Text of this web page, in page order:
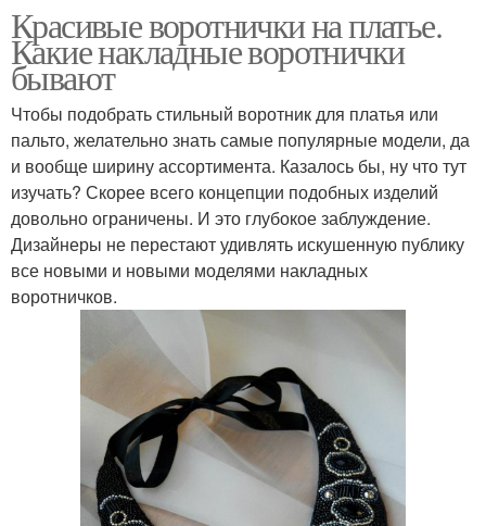
Красивые воротнички на платье.
Какие накладные воротнички
бывают
Чтобы подобрать стильный воротник для платья или
пальто, желательно знать самые популярные модели, да
и вообще ширину ассортимента. Казалось бы, ну что тут
изучать? Скорее всего концепции подобных изделий
довольно ограничены. И это глубокое заблуждение.
Дизайнеры не перестают удивлять искушенную публику
все новыми и новыми моделями накладных
воротничков.